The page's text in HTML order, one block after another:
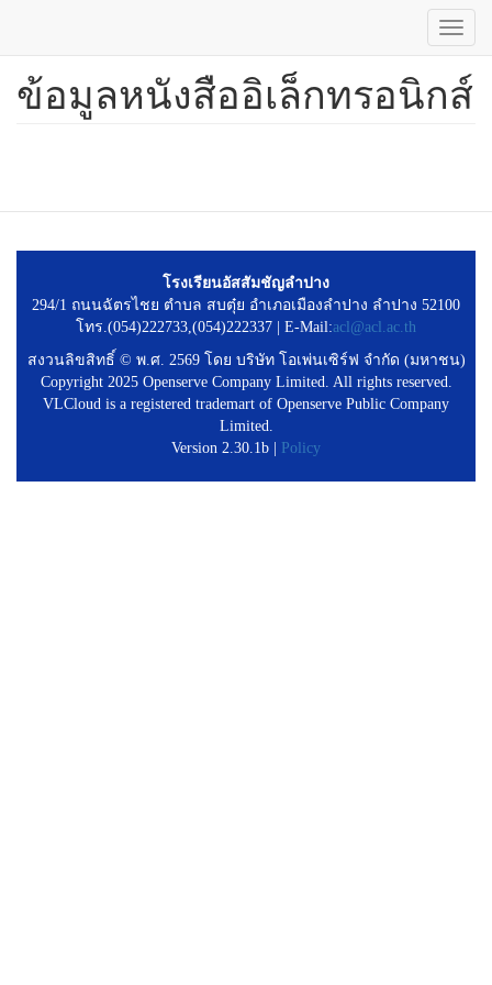
ข้าม
ข้อมูลหนังสืออิเล็กทรอนิกส์
โรงเรียนอัสสัมชัญลำปาง
294/1 ถนนฉัตรไชย ตำบล สบตุ๋ย อำเภอเมืองลำปาง ลำปาง 52100
โทร.(054)222733,(054)222337 | E-Mail:acl@acl.ac.th
สงวนลิขสิทธิ์ © พ.ศ. 2569 โดย บริษัท โอเพ่นเซิร์ฟ จำกัด (มหาชน)
Copyright 2025 Openserve Company Limited. All rights reserved.
VLCloud is a registered trademart of Openserve Public Company
Limited.
Version 2.30.1b |
Policy